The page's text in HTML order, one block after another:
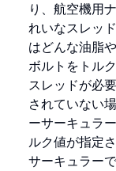
り、航空機用
れいなスレッ
はどんな油脂
ボルトをトル
スレッドが必
されていない
ーサーキュラ
ルク値が指定
サーキュラー